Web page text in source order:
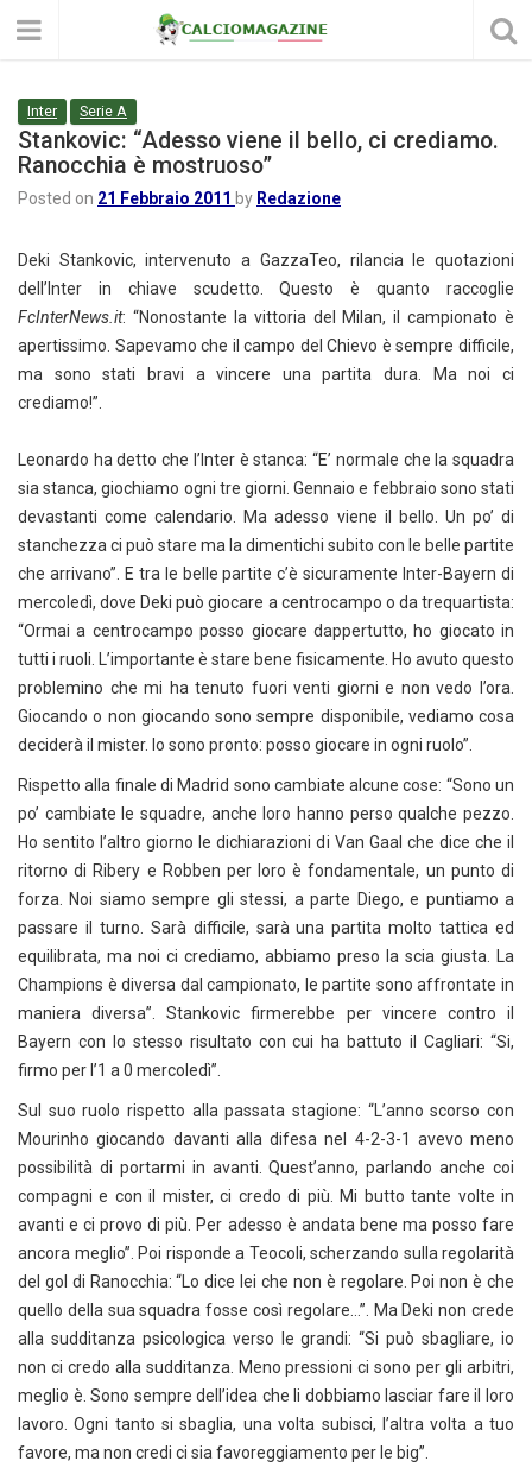
Inter Serie A
Stankovic: “Adesso viene il bello, ci crediamo.
Ranocchia è mostruoso”
Posted on 21 Febbraio 2011 by Redazione
Deki Stankovic, intervenuto a GazzaTeo, rilancia le quotazioni
dell’Inter in chiave scudetto. Questo è quanto raccoglie
FcInterNews.it: “Nonostante la vittoria del Milan, il campionato è
apertissimo. Sapevamo che il campo del Chievo è sempre difficile,
ma sono stati bravi a vincere una partita dura. Ma noi ci
crediamo!”.
Leonardo ha detto che l’Inter è stanca: “E’ normale che la squadra
sia stanca, giochiamo ogni tre giorni. Gennaio e febbraio sono stati
devastanti come calendario. Ma adesso viene il bello. Un po’ di
stanchezza ci può stare ma la dimentichi subito con le belle partite
che arrivano”. E tra le belle partite c’è sicuramente Inter-Bayern di
mercoledì, dove Deki può giocare a centrocampo o da trequartista:
“Ormai a centrocampo posso giocare dappertutto, ho giocato in
tutti i ruoli. L’importante è stare bene fisicamente. Ho avuto questo
problemino che mi ha tenuto fuori venti giorni e non vedo l’ora.
Giocando o non giocando sono sempre disponibile, vediamo cosa
deciderà il mister. Io sono pronto: posso giocare in ogni ruolo”.
Rispetto alla finale di Madrid sono cambiate alcune cose: “Sono un
po’ cambiate le squadre, anche loro hanno perso qualche pezzo.
Ho sentito l’altro giorno le dichiarazioni di Van Gaal che dice che il
ritorno di Ribery e Robben per loro è fondamentale, un punto di
forza. Noi siamo sempre gli stessi, a parte Diego, e puntiamo a
passare il turno. Sarà difficile, sarà una partita molto tattica ed
equilibrata, ma noi ci crediamo, abbiamo preso la scia giusta. La
Champions è diversa dal campionato, le partite sono affrontate in
maniera diversa”. Stankovic firmerebbe per vincere contro il
Bayern con lo stesso risultato con cui ha battuto il Cagliari: “Si,
firmo per l’1 a 0 mercoledì”.
Sul suo ruolo rispetto alla passata stagione: “L’anno scorso con
Mourinho giocando davanti alla difesa nel 4-2-3-1 avevo meno
possibilità di portarmi in avanti. Quest’anno, parlando anche coi
compagni e con il mister, ci credo di più. Mi butto tante volte in
avanti e ci provo di più. Per adesso è andata bene ma posso fare
ancora meglio”. Poi risponde a Teocoli, scherzando sulla regolarità
del gol di Ranocchia: “Lo dice lei che non è regolare. Poi non è che
quello della sua squadra fosse così regolare…”. Ma Deki non crede
alla sudditanza psicologica verso le grandi: “Si può sbagliare, io
non ci credo alla sudditanza. Meno pressioni ci sono per gli arbitri,
meglio è. Sono sempre dell’idea che li dobbiamo lasciar fare il loro
lavoro. Ogni tanto si sbaglia, una volta subisci, l’altra volta a tuo
favore, ma non credi ci sia favoreggiamento per le big”.